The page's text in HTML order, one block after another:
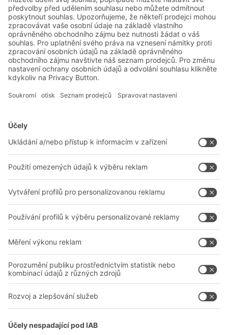
Odeslat *= Požadované
Řešení BITO
Řešení pro intralogistiku
Boxy & přepravky
Regály a regálové systémy
Naše služby
Kontaktní formulář
Společnost
Naše celosvětová síť
Naše závody
Sledujte nás
BIT O
YOUR LIFE.